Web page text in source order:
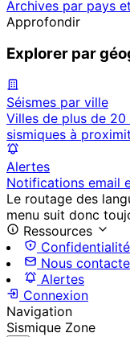
Archives par pays
Approfondir
Explorer par
Séismes par ville
Villes de plus de
sismiques à
Alertes
Notifications email
Le routage des
menu suit donc
Ressources
Confidentialité
Nous
Alertes
Connexion
Navigation
Sismique Zone